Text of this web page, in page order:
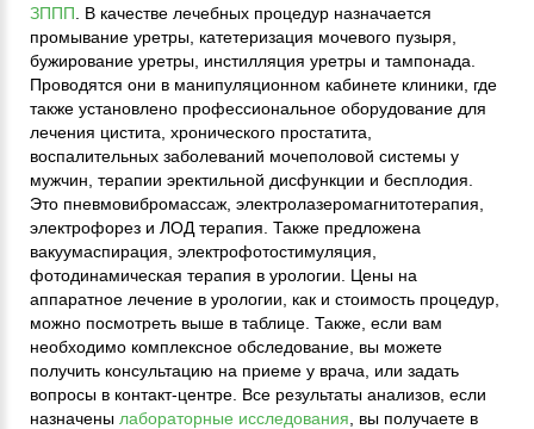
ЗППП . В качестве лечебных процедур назначается
промывание уретры, катетеризация мочевого пузыря,
бужирование уретры, инстилляция уретры и тампонада.
Проводятся они в манипуляционном кабинете клиники, где
также установлено профессиональное оборудование для
лечения цистита, хронического простатита,
воспалительных заболеваний мочеполовой системы у
мужчин, терапии эректильной дисфункции и бесплодия.
Это пневмовибромассаж, электролазеромагнитотерапия,
электрофорез и ЛОД терапия. Также предложена
вакуумаспирация, электрофотостимуляция,
фотодинамическая терапия в урологии. Цены на
аппаратное лечение в урологии, как и стоимость процедур,
можно посмотреть выше в таблице. Также, если вам
необходимо комплексное обследование, вы можете
получить консультацию на приеме у врача, или задать
вопросы в контакт-центре. Все результаты анализов, если
назначены лабораторные исследования , вы получаете в